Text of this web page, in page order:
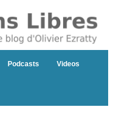
Podcasts Videos